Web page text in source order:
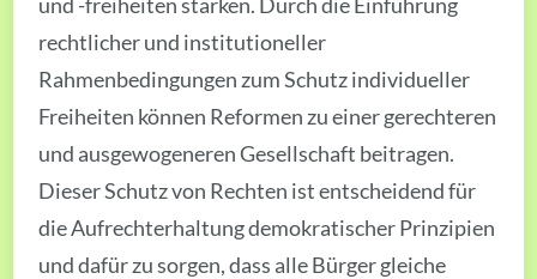
rechtlicher und institutioneller
Rahmenbedingungen zum Schutz individueller
Freiheiten können Reformen zu einer gerechteren
und ausgewogeneren Gesellschaft beitragen.
Dieser Schutz von Rechten ist entscheidend für
die Aufrechterhaltung demokratischer Prinzipien
und dafür zu sorgen, dass alle Bürger gleiche